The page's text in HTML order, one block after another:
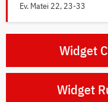
Ev. Matei 22, 23-33
Widget
Widget